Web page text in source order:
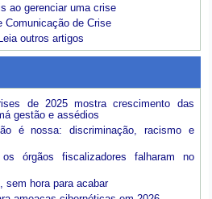
ao gerenciar uma crise
Comunicação de Crise
Leia outros artigos
de 2025 mostra crescimento das
gestão e assédios
é nossa: discriminação, racismo e
órgãos fiscalizadores falharam no
sem hora para acabar